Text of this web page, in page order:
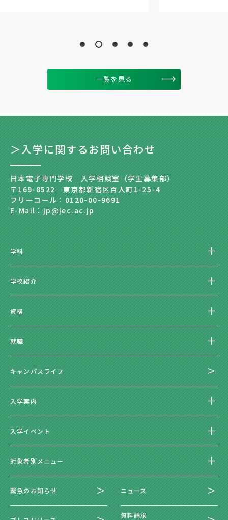
一覧を見る
＞入学に関するお問い合わせ
日本電子専門学校 入学相談室（学生募集部）
〒169-8522 東京都新宿区百人町1-25-4
フリーコール：0120-00-9691
E-Mail：jp@jec.ac.jp
学科
学校紹介
資格
就職
キャンパスライフ
入学案内
入学イベント
対象者別メニュー
緊急のお知らせ ニュース
資料請求